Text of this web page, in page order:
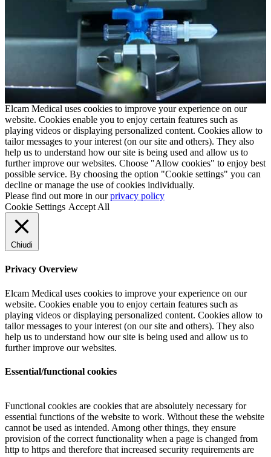
Elcam Medical uses cookies to improve your experience on our
website. Cookies enable you to enjoy certain features such as
playing videos or displaying personalized content. Cookies allow to
tailor messages to your interest (on our site and others). They also
help us to understand how our site is being used and allow us to
further improve our websites. Choose "Allow cookies" to enjoy best
possible service. By choosing the option "Cookie settings" you can
decline or manage the use of cookies individually.
Please find out more in ourprivacy policy
Cookie Settings Accept All
Chiudi
Privacy Overview
Elcam Medical uses cookies to improve your experience on our
website. Cookies enable you to enjoy certain features such as
playing videos or displaying personalized content. Cookies allow to
tailor messages to your interest (on our site and others). They also
help us to understand how our site is being used and allow us to
further improve our websites.
Essential/functional cookies
Functional cookies are cookies that are absolutely necessary for
essential functions of the website to work. Without these the website
cannot be used as intended. Among other things, they ensure
provision of the correct functionality when a page is changed from
http to https and therefore that increased security requirements are